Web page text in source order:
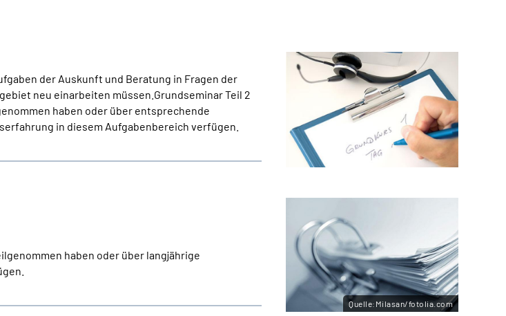
der Auskunft und Beratung in Fragen der
neu einarbeiten müssen.Grundseminar Teil 2
haben oder über entsprechende
in diesem Aufgabenbereich verfügen.
haben oder über langjährige
Quelle:Milasan/fotolia.com